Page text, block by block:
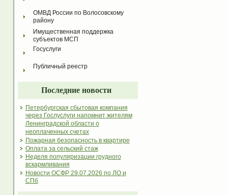
ОМВД России по Волосовскому
району
Имущественная поддержка
субъектов МСП
Госуслуги
Публичный реестр
Последние новости
Петербургская сбытовая компания
через Гослуслуги напомнит жителям
Ленинградской области о
неоплаченных счетах
Пожарная безопасность в квартире
Оплата за сельский стаж
Неделя популяризации грудного
вскармливания
Новости ОСФР 29.07.2026 по ЛО и
СПб